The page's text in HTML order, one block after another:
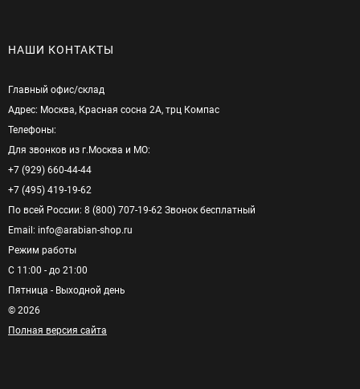
НАШИ КОНТАКТЫ
Главный офис/cклад
Адрес: Москва, Красная сосна 2А, трц Компас
Телефоны:
Для звонков из г.Москва и МО:
+7 (929) 660-44-44
+7 (495) 419-19-62
По всей России: 8 (800) 707-19-62 Звонок бесплатный
Email: info@arabian-shop.ru
Режим pаботы
С 11:00 - до 21:00
Пятница - Выходной день
© 2026
Полная версия сайта